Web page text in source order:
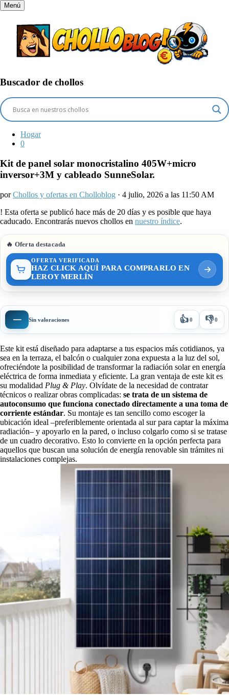
Menú
Buscador de chollos
Hogar
0
Kit de panel solar monocristalino 405W+micro
inversor+3M y cableado SunneSolar.
porChollos y ofertas en Cholloblog · 4 julio, 2026 a las 11:50 AM
! Esta oferta se publicó hace más de 20 días y es posible que haya
caducado. Encontrarás nuevos chollos en nuestro índice.
🔥 Oferta destacada
OFERTA VERIFICADA
HAZ CLICK AQUÍ PARA COMPRARLO EN
LEROY MERLÍN
— Sin valoraciones 👍0 👎0
Este kit está diseñado para adaptarse a tus espacios más cotidianos, ya
sea en la terraza, el balcón o cualquier zona expuesta a la luz del sol,
ofreciéndote la posibilidad de transformar la radiación solar en energía
eléctrica de forma inmediata y eficiente. La gran ventaja de este kit es
su modalidad Plug & Play. Olvídate de la necesidad de contratar
técnicos o realizar obras complicadas: se trata de un sistema de
autoconsumo que funciona conectado directamente a una toma de
corriente estándar. Su montaje es tan sencillo como escoger la
ubicación ideal –preferiblemente orientada al sur para captar la máxima
radiación– y apoyarlo en la pared, o incluso colgarlo como si se tratase
de un cuadro decorativo. Esto lo convierte en la opción perfecta para
aquellos que buscan una solución de energía renovable sin trámites ni
instalaciones complejas.